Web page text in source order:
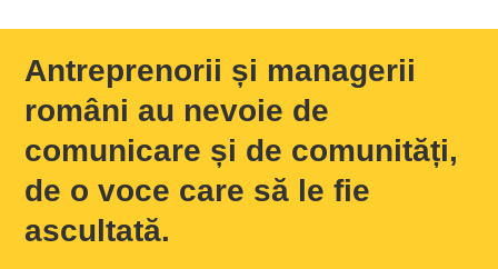
Antreprenorii și managerii
români au nevoie de
comunicare și de comunități,
de o voce care să le fie
ascultată.